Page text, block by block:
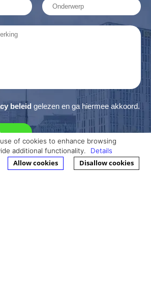
beleid gelezen en ga hiermee akkoord.
Advocaten
of cookies to enhance browsing
additional functionality.
Details
Disallow cookies
Allow cookies